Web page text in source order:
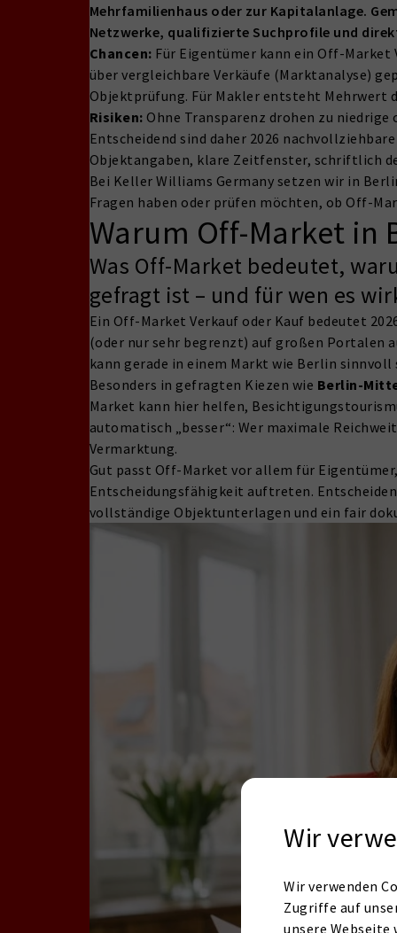
Mehrfamilienhaus oder zur Kapitalanlage.
Netzwerke, qualifizierte Suchprofile und
Chancen: Für Eigentümer kann ein Off-
über vergleichbare Verkäufe (Marktanalyse)
Objektprüfung. Für Makler entsteht Mehrwert
Risiken: Ohne Transparenz drohen zu
Entscheidend sind daher 2026
Objektangaben, klare Zeitfenster, schriftlich
Bei Keller Williams Germany setzen wir in
Fragen haben oder prüfen möchten, ob Off-
Warum Off-Market in
Was Off-Market bedeutet,
gefragt ist – und für wen es
Ein Off-Market Verkauf oder Kauf bedeutet
(oder nur sehr begrenzt) auf großen Portalen
kann gerade in einem Markt wie Berlin
Besonders in gefragten Kiezen wie Berlin-
Market kann hier helfen,
automatisch „besser“: Wer maximale
Vermarktung.
Gut passt Off-Market vor allem für
Entscheidungsfähigkeit auftreten.
vollständige Objektunterlagen und ein fair
Wir
Wir verwenden
Zugriffe auf
unsere